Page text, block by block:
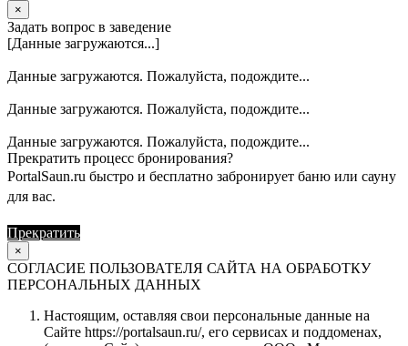
×
Задать вопрос в заведение
[Данные загружаются...]
Данные загружаются. Пожалуйста, подождите...
Данные загружаются. Пожалуйста, подождите...
Данные загружаются. Пожалуйста, подождите...
Прекратить процесс бронирования?
PortalSaun.ru быстро и бесплатно забронирует баню или сауну
для вас.
Прекратить
×
СОГЛАСИЕ ПОЛЬЗОВАТЕЛЯ САЙТА НА ОБРАБОТКУ
ПЕРСОНАЛЬНЫХ ДАННЫХ
Настоящим, оставляя свои персональные данные на
Сайте https://portalsaun.ru/, его сервисах и поддоменах,